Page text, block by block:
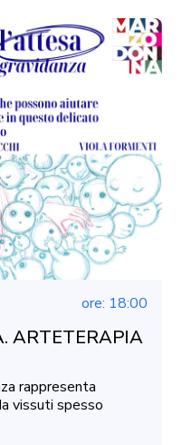
ore: 18:00
ARTETERAPIA
rappresenta
vissuti spesso